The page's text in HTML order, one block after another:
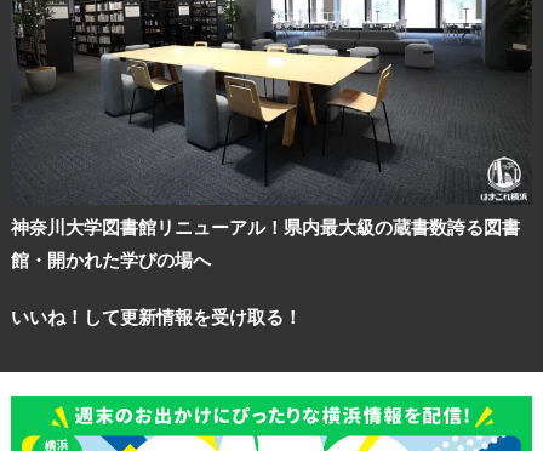
神奈川大学図書館リニューアル！県内最大級の蔵書数誇る図書
館・開かれた学びの場へ
いいね！して更新情報を受け取る！